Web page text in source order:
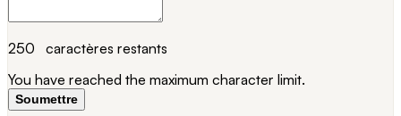
250 caractères restants
You have reached the maximum character limit.
Soumettre